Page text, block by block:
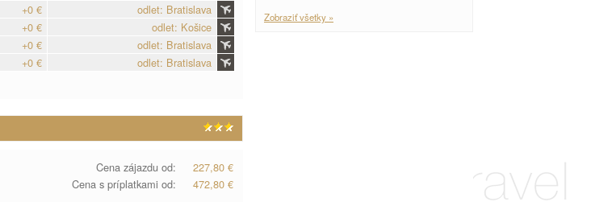
+0 €
odlet: Bratislava
+0 €
odlet: Košice
+0 €
odlet: Bratislava
+0 €
odlet: Bratislava
Cena zájazdu od:
227,80 €
Cena s príplatkami od:
472,80 €
Zobraziť všetky »